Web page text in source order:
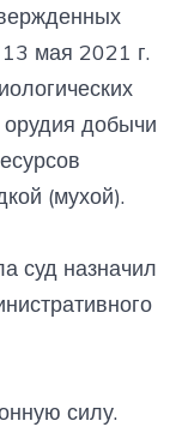
мая 2021 г.
добычи
(мухой).
суд назначил
силу.